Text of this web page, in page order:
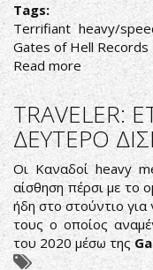
Tags:
Terrifiant heavy/
Gates of Hell Records
Read moreabout
ΑΛΛΗ
ΟΨΗ,
ΙΔΙΑ
ΚΟΨΗ
TRAVELER:
ΔΕΥΤΕΡΟ
Οι Καναδοί heavy
αίσθηση πέρσι με το
ήδη στο στούντιο
τους ο οποίος
του 2020 μέσω της